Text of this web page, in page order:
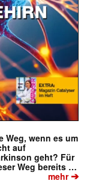
Weg, wenn es um
auf
geht? Für
Weg bereits …
mehr➔